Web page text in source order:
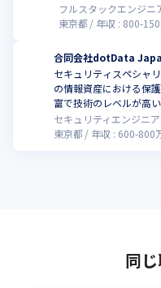
フルスタックエンジニ
東京都
年収 : 800-
合同会社dotData
セキュリティスペシャ
の情報資産における保
富で技術のレベルが高
セキュリティエンジニア
東京都
年収 : 600-800
同